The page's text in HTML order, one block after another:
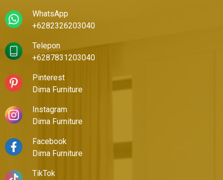
WhatsApp
+6282326203040
Telepon
+6287831203040
Pinterest
Dima Furniture
Instagram
Dima Furniture
Facebook
Dima Furniture
TikTok